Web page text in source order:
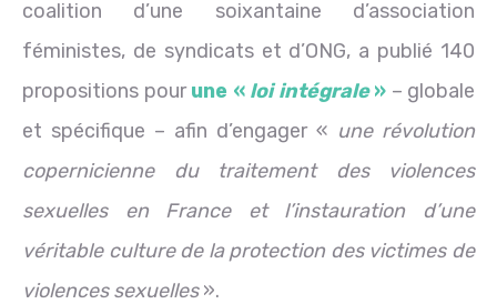
coalition d’une soixantaine d’association
féministes, de syndicats et d’ONG, a publié 140
propositions pourune «loi intégrale» – globale
et spécifique – afin d’engager « une révolution
copernicienne du traitement des violences
sexuelles en France et l’instauration d’une
véritable culture de la protection des victimes de
violences sexuelles».